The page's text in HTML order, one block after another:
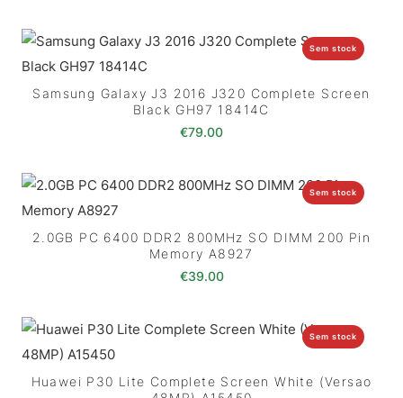
Sem stock
Samsung Galaxy J3 2016 J320 Complete Screen
Black GH97 18414C
€79.00
Sem stock
2.0GB PC 6400 DDR2 800MHz SO DIMM 200 Pin
Memory A8927
€39.00
Sem stock
Huawei P30 Lite Complete Screen White (Versao